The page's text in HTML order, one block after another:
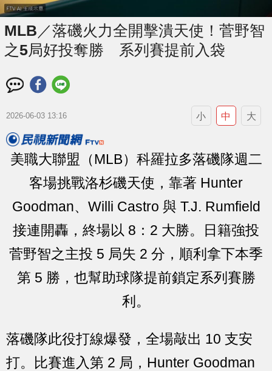
MLB／落磯火力全開擊潰天使！菅野智
之5局好投奪勝 系列賽提前入袋
2026-06-03 13:16 小 中 大
美職大聯盟（MLB）科羅拉多落磯隊週二
客場挑戰洛杉磯天使，靠著 Hunter
Goodman、Willi Castro 與 T.J. Rumfield
接連開轟，終場以 8：2 大勝。日籍強投
菅野智之主投 5 局失 2 分，順利拿下本季
第 5 勝，也幫助球隊提前鎖定系列賽勝
利。
落磯隊此役打線爆發，全場敲出 10 支安
打。比賽進入第 2 局，Hunter Goodman